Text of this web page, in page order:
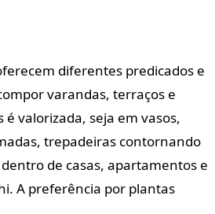
diferentes predicados e
varandas, terraços e
valorizada, seja em vasos,
trepadeiras contornando
de casas, apartamentos e
A preferência por plantas